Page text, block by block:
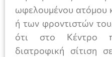
ωφελουμένου ατόμου
ή των φροντιστών του.
ότι στο Κέντρο
διατροφική σίτιση